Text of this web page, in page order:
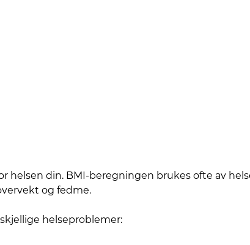
helsen din. BMI-beregningen brukes ofte av
og fedme.
helseproblemer: